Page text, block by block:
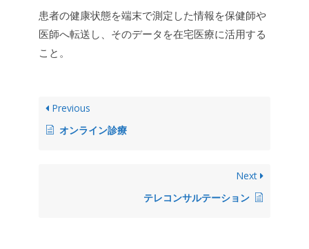
患者の健康状態を端末で測定した情報を保健師や
医師へ転送し、そのデータを在宅医療に活用する
こと。
Previous
オンライン診療
Next
テレコンサルテーション